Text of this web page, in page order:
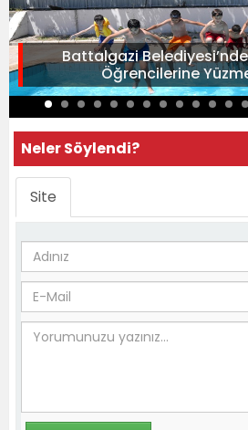
Battalgazi
Öğrencilerine
Neler Söylendi?
Site